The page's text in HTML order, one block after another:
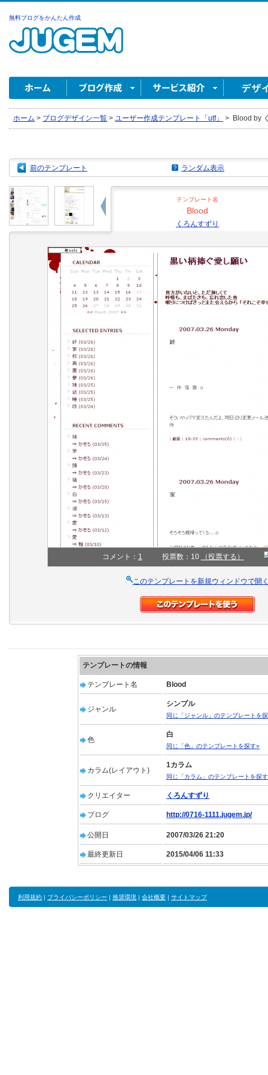
無料ブログをかんたん作成
ホーム > ブログデザイン一覧 > ユーザー作成テンプレート「utf」 > Blood by
前のテンプレート ランダム表示
テンプレート名
Blood
くろんすずり
コメント： 1 投票数：10 （投票する）
このテンプレートを新規ウィンドウで開
テンプレートの情報
テンプレート名 Blood
ジャンル
シンプル
同じ「ジャンル」のテンプレートを
色
白
同じ「色」のテンプレートを探す»
カラム(レイアウト)
1カラム
同じ「カラム」のテンプレートを探
クリエイター くろんすずり
ブログ http://0716-1111.jugem.jp/
公開日 2007/03/26 21:20
最終更新日 2015/04/06 11:33
利用規約 | プライバシーポリシー | 推奨環境 | 会社概要 | サイトマップ